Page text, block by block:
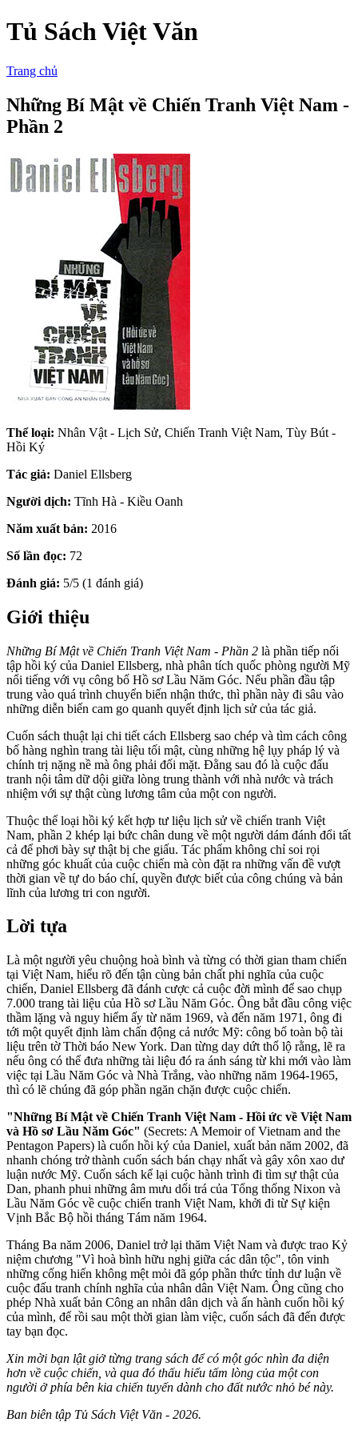
Tủ Sách Việt Văn
Trang chủ
Những Bí Mật về Chiến Tranh Việt Nam -
Phần 2
Thể loại: Nhân Vật - Lịch Sử, Chiến Tranh Việt Nam, Tùy Bút -
Hồi Ký
Tác giả: Daniel Ellsberg
Người dịch: Tĩnh Hà - Kiều Oanh
Năm xuất bản: 2016
Số lần đọc: 72
Đánh giá: 5/5 (1 đánh giá)
Giới thiệu
Những Bí Mật về Chiến Tranh Việt Nam - Phần 2 là phần tiếp nối
tập hồi ký của Daniel Ellsberg, nhà phân tích quốc phòng người Mỹ
nổi tiếng với vụ công bố Hồ sơ Lầu Năm Góc. Nếu phần đầu tập
trung vào quá trình chuyển biến nhận thức, thì phần này đi sâu vào
những diễn biến cam go quanh quyết định lịch sử của tác giả.
Cuốn sách thuật lại chi tiết cách Ellsberg sao chép và tìm cách công
bố hàng nghìn trang tài liệu tối mật, cùng những hệ lụy pháp lý và
chính trị nặng nề mà ông phải đối mặt. Đằng sau đó là cuộc đấu
tranh nội tâm dữ dội giữa lòng trung thành với nhà nước và trách
nhiệm với sự thật cùng lương tâm của một con người.
Thuộc thể loại hồi ký kết hợp tư liệu lịch sử về chiến tranh Việt
Nam, phần 2 khép lại bức chân dung về một người dám đánh đổi tất
cả để phơi bày sự thật bị che giấu. Tác phẩm không chỉ soi rọi
những góc khuất của cuộc chiến mà còn đặt ra những vấn đề vượt
thời gian về tự do báo chí, quyền được biết của công chúng và bản
lĩnh của lương tri con người.
Lời tựa
Là một người yêu chuộng hoà bình và từng có thời gian tham chiến
tại Việt Nam, hiểu rõ đến tận cùng bản chất phi nghĩa của cuộc
chiến, Daniel Ellsberg đã đánh cược cả cuộc đời mình để sao chụp
7.000 trang tài liệu của Hồ sơ Lầu Năm Góc. Ông bắt đầu công việc
thầm lặng và nguy hiểm ấy từ năm 1969, và đến năm 1971, ông đi
tới một quyết định làm chấn động cả nước Mỹ: công bố toàn bộ tài
liệu trên tờ Thời báo New York. Dan từng day dứt thổ lộ rằng, lẽ ra
nếu ông có thể đưa những tài liệu đó ra ánh sáng từ khi mới vào làm
việc tại Lầu Năm Góc và Nhà Trắng, vào những năm 1964-1965,
thì có lẽ chúng đã góp phần ngăn chặn được cuộc chiến.
"Những Bí Mật về Chiến Tranh Việt Nam - Hồi ức về Việt Nam
và Hồ sơ Lầu Năm Góc" (Secrets: A Memoir of Vietnam and the
Pentagon Papers) là cuốn hồi ký của Daniel, xuất bản năm 2002, đã
nhanh chóng trở thành cuốn sách bán chạy nhất và gây xôn xao dư
luận nước Mỹ. Cuốn sách kể lại cuộc hành trình đi tìm sự thật của
Dan, phanh phui những âm mưu dối trá của Tổng thống Nixon và
Lầu Năm Góc về cuộc chiến tranh Việt Nam, khởi đi từ Sự kiện
Vịnh Bắc Bộ hồi tháng Tám năm 1964.
Tháng Ba năm 2006, Daniel trở lại thăm Việt Nam và được trao Kỷ
niệm chương "Vì hoà bình hữu nghị giữa các dân tộc", tôn vinh
những cống hiến không mệt mỏi đã góp phần thức tỉnh dư luận về
cuộc đấu tranh chính nghĩa của nhân dân Việt Nam. Ông cũng cho
phép Nhà xuất bản Công an nhân dân dịch và ấn hành cuốn hồi ký
của mình, để rồi sau một thời gian làm việc, cuốn sách đã đến được
tay bạn đọc.
Xin mời bạn lật giở từng trang sách để có một góc nhìn đa diện
hơn về cuộc chiến, và qua đó thấu hiểu tấm lòng của một con
người ở phía bên kia chiến tuyến dành cho đất nước nhỏ bé này.
Ban biên tập Tủ Sách Việt Văn - 2026.